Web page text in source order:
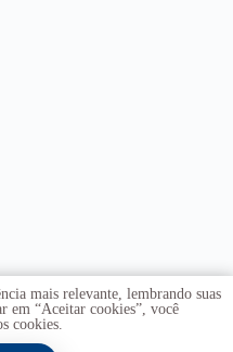
mais relevante, lembrando suas
em “Aceitar cookies”, você
cookies.